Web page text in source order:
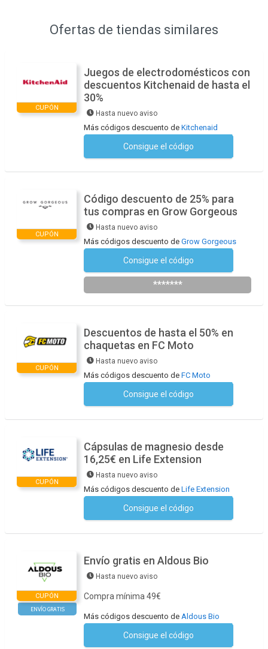
Ofertas de tiendas similares
CUPÓN
Juegos de electrodomésticos con
descuentos Kitchenaid de hasta el
30%
Hasta nuevo aviso
Más códigos descuento de Kitchenaid
Consigue el código
CUPÓN
Código descuento de 25% para
tus compras en Grow Gorgeous
Hasta nuevo aviso
Más códigos descuento de Grow Gorgeous
Consigue el código
*******
CUPÓN
Descuentos de hasta el 50% en
chaquetas en FC Moto
Hasta nuevo aviso
Más códigos descuento de FC Moto
Consigue el código
CUPÓN
Cápsulas de magnesio desde
16,25€ en Life Extension
Hasta nuevo aviso
Más códigos descuento de Life Extension
Consigue el código
CUPÓN
ENVÍO GRATIS
Envío gratis en Aldous Bio
Hasta nuevo aviso
Compra mínima 49€
Más códigos descuento de Aldous Bio
Consigue el código